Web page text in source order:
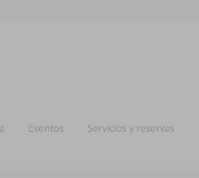
Eventos Servicios y reservas